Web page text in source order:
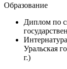
Образование
Диплом по
Уральская
г.)